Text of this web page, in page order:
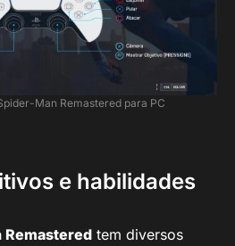
Man Remastered para PC
e habilidades
Remastered tem diversos